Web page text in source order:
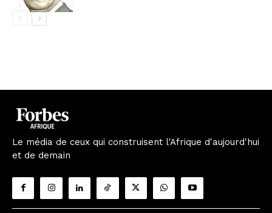
Le média de ceux qui construisent l'Afrique d'aujourd'hui
et de demain